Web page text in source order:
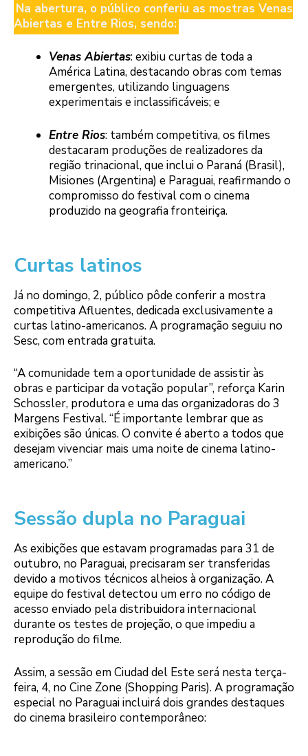
Na abertura, o público conferiu as mostras Venas
Abiertas e Entre Rios, sendo:
Venas Abiertas: exibiu curtas de toda a
América Latina, destacando obras com temas
emergentes, utilizando linguagens
experimentais e inclassificáveis; e
Entre Rios: também competitiva, os filmes
destacaram produções de realizadores da
região trinacional, que inclui o Paraná (Brasil),
Misiones (Argentina) e Paraguai, reafirmando o
compromisso do festival com o cinema
produzido na geografia fronteiriça.
Curtas latinos
Já no domingo, 2, público pôde conferir a mostra
competitiva Afluentes, dedicada exclusivamente a
curtas latino-americanos. A programação seguiu no
Sesc, com entrada gratuita.
“A comunidade tem a oportunidade de assistir às
obras e participar da votação popular”, reforça Karin
Schossler, produtora e uma das organizadoras do 3
Margens Festival. “É importante lembrar que as
exibições são únicas. O convite é aberto a todos que
desejam vivenciar mais uma noite de cinema latino-
americano.”
Sessão dupla no Paraguai
As exibições que estavam programadas para 31 de
outubro, no Paraguai, precisaram ser transferidas
devido a motivos técnicos alheios à organização. A
equipe do festival detectou um erro no código de
acesso enviado pela distribuidora internacional
durante os testes de projeção, o que impediu a
reprodução do filme.
Assim, a sessão em Ciudad del Este será nesta terça-
feira, 4, no Cine Zone (Shopping Paris). A programação
especial no Paraguai incluirá dois grandes destaques
do cinema brasileiro contemporâneo: